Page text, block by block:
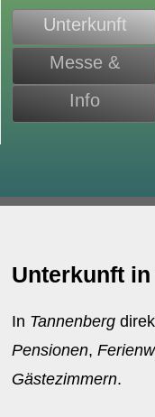
Unterkunft
Messe &
Monteure
Info
Unterkunft in
In Tannenberg
Pensionen,
Gästezimmern.